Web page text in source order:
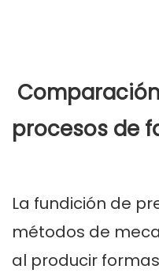
procesos de
La fundición de
métodos de
al producir